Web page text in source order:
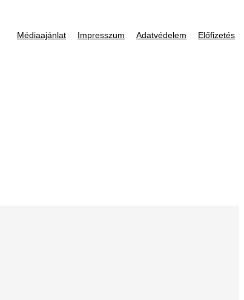
Médiaajánlat Impresszum Adatvédelem Előfizetés